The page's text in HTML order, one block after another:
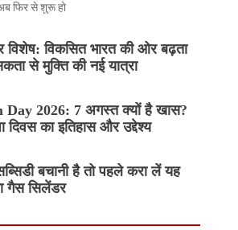
फिर से शुरू हो
विशेष: विकसित भारत की ओर बढ़ता
से मुक्ति की नई यात्रा
2026: 7 अगस्त क्यों है खास?
दिवस का इतिहास और उद्देश्य
बचानी है तो पहले करा लें यह
गैस सिलेंडर